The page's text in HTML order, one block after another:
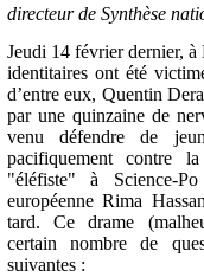
directeur de Synthèse
Jeudi 14 février dernier,
identitaires ont été
d’entre eux, Quentin
par une quinzaine de
venu défendre de
pacifiquement contre
"éléfiste" à Science-
européenne Rima
tard. Ce drame
certain nombre de
suivantes :